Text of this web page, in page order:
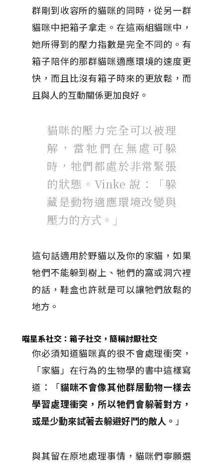
群剛到收容所的貓咪的同時，從另一群
貓咪中把箱子拿走。在這兩組貓咪中，
她所得到的壓力指數是完全不同的。有
箱子陪伴的那群貓咪適應環境的速度更
快，而且比沒有箱子時來的更放鬆，而
且與人的互動關係更加良好。
貓咪的壓力完全可以被理
解，當牠們在無處可躲
時，牠們都處於非常緊張
的狀態。Vinke 說：「躲
藏是動物適應環境改變與
壓力的方式。」
這句話適用於野貓以及你的家貓，如果
牠們不能躲到樹上、牠們的窩或洞穴裡
的話，鞋盒也許就是可以讓牠們放鬆的
地方。
喵星系社交：箱子社交，簡稱討厭社交
你必須知道貓咪真的很不會處理衝突，
「家貓」在行為的生物學的書中這樣寫
道：「貓咪不會像其他群居動物一樣去
學習處理衝突，所以牠們會躲著對方，
或是少動來試著去躲避好鬥的敵人。 」
與其留在原地處理事情，貓咪們寧願選